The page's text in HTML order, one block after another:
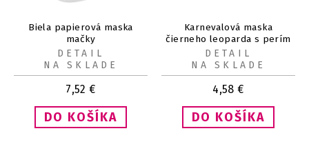
Biela papierová maska
mačky
7,52 €
DETAIL
NA SKLADE
Karnevalová maska
čierneho leoparda s perím
4,58 €
DETAIL
NA SKLADE